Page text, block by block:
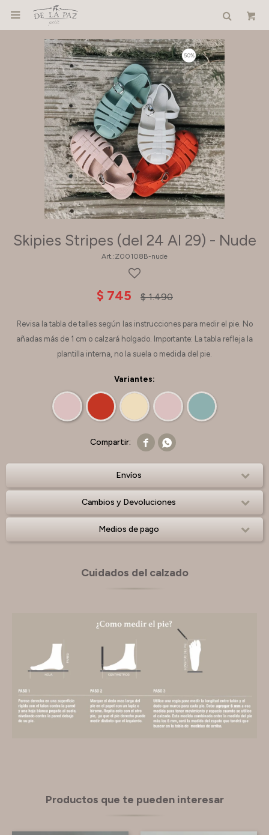

Skipies Stripes (del 24 Al 29) - Nude
Z00108B-nude
$ 745 $ 1.490
Revisa la tabla de talles según las instrucciones para medir el pie. No
añadas más de 1 cm o calzará holgado. Importante: La tabla refleja la
plantilla interna, no la suela o medida del pie.
Variantes:
 
Envíos
Cambios y Devoluciones
Medios de pago
Cuidados del calzado
Productos que te pueden interesar